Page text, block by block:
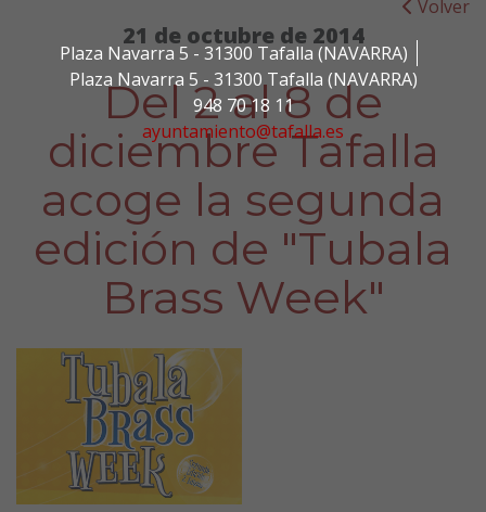
Plaza Navarra 5 - 31300 Tafalla (NAVARRA)
Plaza Navarra 5 - 31300 Tafalla (NAVARRA)
948 70 18 11
ayuntamiento@tafalla.es
Volver
21 de octubre de 2014
Del 2 al 8 de
diciembre Tafalla
acoge la segunda
edición de "Tubala
Brass Week"